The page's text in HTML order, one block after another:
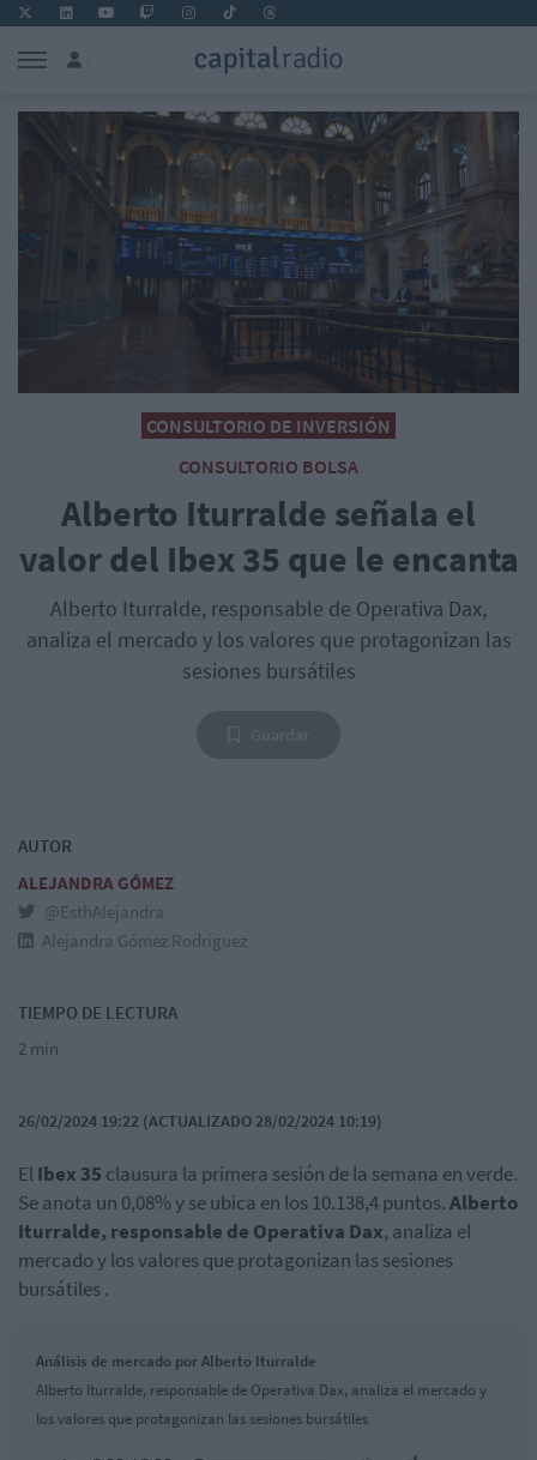
CONSULTORIO DE INVERSIÓN
CONSULTORIO BOLSA
Alberto Iturralde señala el
valor del Ibex 35 que le encanta
Alberto Iturralde, responsable de Operativa Dax,
analiza el mercado y los valores que protagonizan las
sesiones bursátiles
AUTOR
ALEJANDRA GÓMEZ
@EsthAlejandra
Alejandra Gómez Rodríguez
TIEMPO DE LECTURA
2 min
26/02/2024 19:22 (ACTUALIZADO 28/02/2024 10:19)
ElIbex 35 clausura la primera sesión de la semana en verde.
Se anota un 0,08% y se ubica en los 10.138,4 puntos.Alberto
Iturralde, responsable de Operativa Dax, analiza el
mercado y los valores que protagonizan las sesiones
bursátiles .
Análisis de mercado por Alberto Iturralde
Alberto Iturralde, responsable de Operativa Dax, analiza el mercado y
los valores que protagonizan las sesiones bursátiles